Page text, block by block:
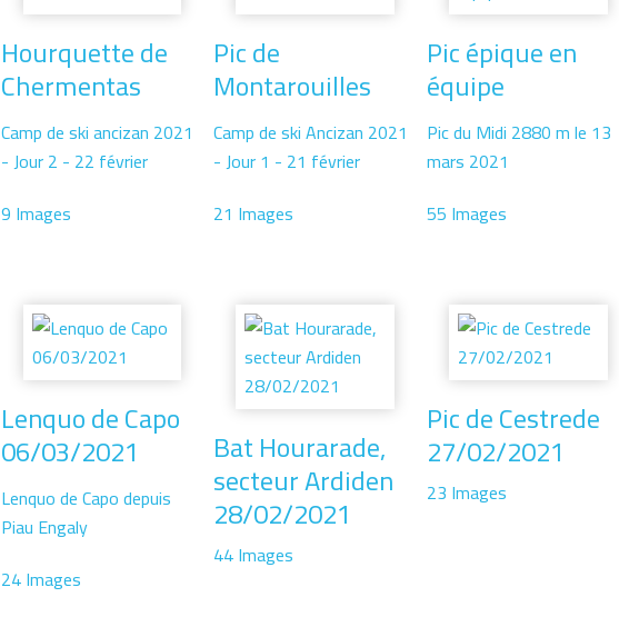
Hourquette de
Chermentas
Camp de ski ancizan 2021
- Jour 2 - 22 février
9 Images
Pic de
Montarouilles
Camp de ski Ancizan 2021
- Jour 1 - 21 février
21 Images
Pic épique en
équipe
Pic du Midi 2880 m le 13
mars 2021
55 Images
Lenquo de Capo
06/03/2021
Lenquo de Capo depuis
Piau Engaly
24 Images
Bat Hourarade,
secteur Ardiden
28/02/2021
44 Images
Pic de Cestrede
27/02/2021
23 Images